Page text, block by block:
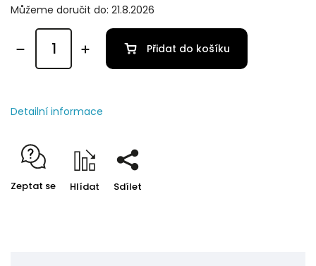
Můžeme doručit do: 21.8.2026
Přidat do košíku
Detailní informace
Zeptat se Hlídat Sdílet